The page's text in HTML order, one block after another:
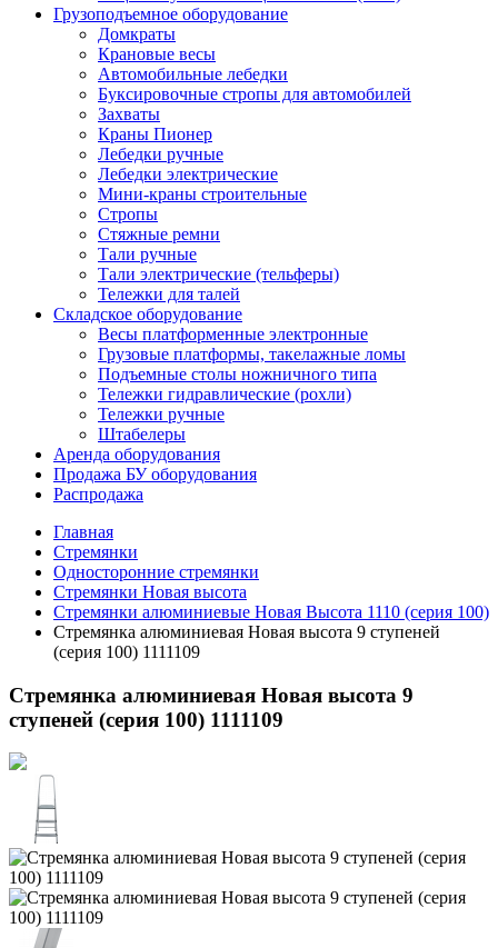
Грузоподъемное оборудование
Домкраты
Крановые весы
Автомобильные лебедки
Буксировочные стропы для автомобилей
Захваты
Краны Пионер
Лебедки ручные
Лебедки электрические
Мини-краны строительные
Стропы
Стяжные ремни
Тали ручные
Тали электрические (тельферы)
Тележки для талей
Складское оборудование
Весы платформенные электронные
Грузовые платформы, такелажные ломы
Подъемные столы ножничного типа
Тележки гидравлические (рохли)
Тележки ручные
Штабелеры
Аренда оборудования
Продажа БУ оборудования
Распродажа
Главная
Стремянки
Односторонние стремянки
Стремянки Новая высота
Стремянки алюминиевые Новая Высота 1110 (серия 100)
Стремянка алюминиевая Новая высота 9 ступеней
(серия 100) 1111109
Стремянка алюминиевая Новая высота 9
ступеней (серия 100) 1111109